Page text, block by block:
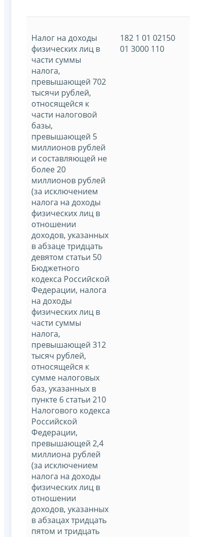
Налог на доходы
физических лиц в
части суммы
налога,
превышающей 702
тысячи рублей,
относящейся к
части налоговой
базы,
превышающей 5
миллионов рублей
и составляющей не
более 20
миллионов рублей
(за исключением
налога на доходы
физических лиц в
отношении
доходов, указанных
в абзаце тридцать
девятом статьи 50
Бюджетного
кодекса Российской
Федерации, налога
на доходы
физических лиц в
части суммы
налога,
превышающей 312
тысяч рублей,
относящейся к
сумме налоговых
баз, указанных в
пункте 6 статьи 210
Налогового кодекса
Российской
Федерации,
превышающей 2,4
миллиона рублей
(за исключением
налога на доходы
физических лиц в
отношении
доходов, указанных
в абзацах тридцать
пятом и тридцать
182 1 01 02150
01 3000 110